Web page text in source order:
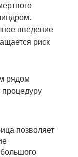
введение
риск
рядом
позволяет